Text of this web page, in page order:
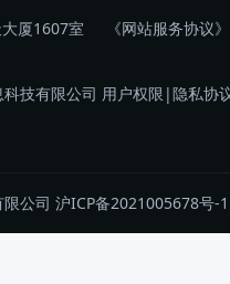
厦1607室
《网站服务协议》
技有限公司 用户权限 |隐私协
公司 沪ICP备2021005678号-1